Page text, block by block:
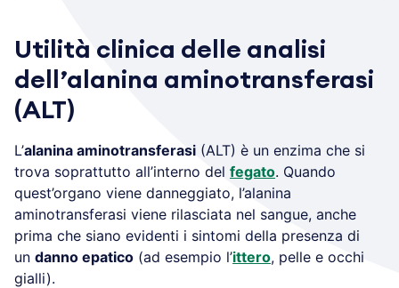
Utilità clinica delle analisi
dell’alanina aminotransferasi
(ALT)
L’alanina aminotransferasi (ALT) è un enzima che si
trova soprattutto all’interno del fegato. Quando
quest’organo viene danneggiato, l’alanina
aminotransferasi viene rilasciata nel sangue, anche
prima che siano evidenti i sintomi della presenza di
un danno epatico (ad esempio l’ittero, pelle e occhi
gialli).